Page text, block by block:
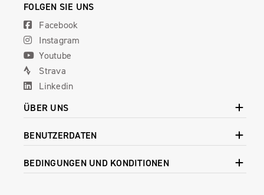
FOLGEN SIE UNS
Facebook
Instagram
Youtube
Strava
Linkedin
ÜBER UNS
BENUTZERDATEN
BEDINGUNGEN UND KONDITIONEN